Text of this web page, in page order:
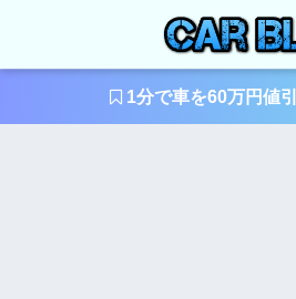
1分で車を60万円値